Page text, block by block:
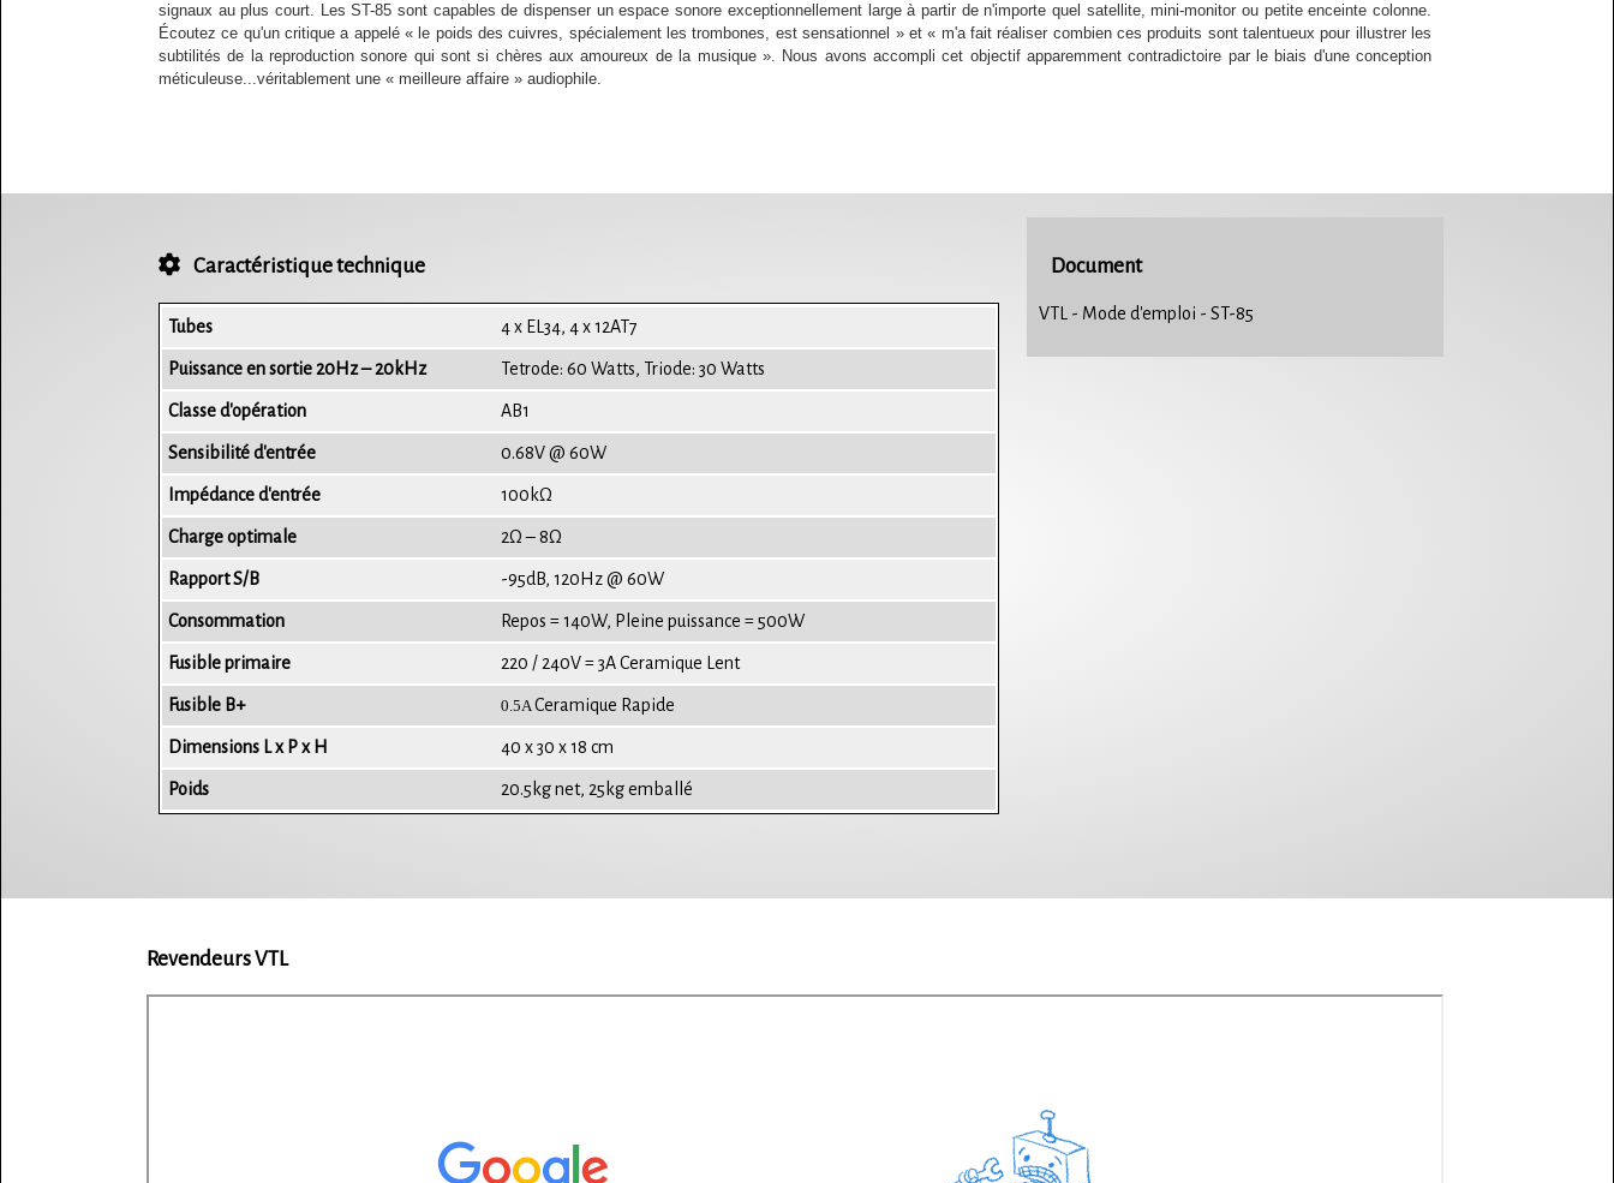
signaux au plus court. Les ST-85 sont capables de dispenser un espace sonore exceptionnellement large à partir de n'importe quel satellite, mini-monitor ou petite enceinte colonne.
Écoutez ce qu'un critique a appelé « le poids des cuivres, spécialement les trombones, est sensationnel » et « m'a fait réaliser combien ces produits sont talentueux pour illustrer les
subtilités de la reproduction sonore qui sont si chères aux amoureux de la musique ». Nous avons accompli cet objectif apparemment contradictoire par le biais d'une conception
méticuleuse...véritablement une « meilleure affaire » audiophile.
Caractéristique technique
Tubes 4 x EL34, 4 x 12AT7
Puissance en sortie 20Hz – 20kHz Tetrode: 60 Watts, Triode: 30 Watts
Classe d'opération AB1
Sensibilité d'entrée 0.68V @ 60W
Impédance d'entrée 100kΩ
Charge optimale 2Ω – 8Ω
Rapport S/B -95dB, 120Hz @ 60W
Consommation Repos = 140W, Pleine puissance = 500W
Fusible primaire 220 / 240V = 3A Ceramique Lent
Fusible B+ 0.5A Ceramique Rapide
Dimensions L x P x H 40 x 30 x 18 cm
Poids 20.5kg net, 25kg emballé
Document
VTL - Mode d'emploi - ST-85
Revendeurs VTL